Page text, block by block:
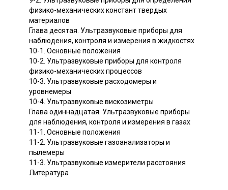
физико-механических констант твердых
материалов
Глава десятая. Ультразвуковые приборы для
наблюдения, контроля и измерения в жидкостях
10-1. Основные положения
10-2. Ультразвуковые приборы для контроля
физико-механических процессов
10-3. Ультразвуковые расходомеры и
уровнемеры
10-4. Ультразвуковые вискозиметры
Глава одиннадцатая. Ультразвуковые приборы
для наблюдения, контроля и измерения в газах
11-1. Основные положения
11-2. Ультразвуковые газоанализаторы и
пылемеры
11-3. Ультразвуковые измерители расстояния
Литература